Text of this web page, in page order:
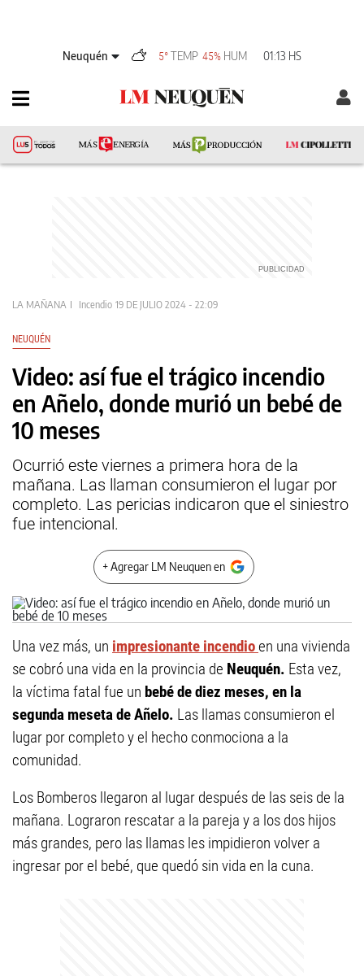
Neuquén 5° TEMP 45% HUM 01:13 HS
LA MAÑANA Incendio 19 DE JULIO 2024 - 22:09
NEUQUÉN
Video: así fue el trágico incendio
en Añelo, donde murió un bebé de
10 meses
Ocurrió este viernes a primera hora de la
mañana. Las llaman consumieron el lugar por
completo. Las pericias indicaron que el siniestro
fue intencional.
+ Agregar LM Neuquen en
Una vez más, un impresionante incendioen una vivienda
se cobró una vida en la provincia de Neuquén. Esta vez,
la víctima fatal fue un bebé de diez meses, en la
segunda meseta de Añelo. Las llamas consumieron el
lugar por completo y el hecho conmociona a la
comunidad.
Los Bomberos llegaron al lugar después de las seis de la
mañana. Lograron rescatar a la pareja y a los dos hijos
más grandes, pero las llamas les impidieron volver a
ingresar por el bebé, que quedó sin vida en la cuna.